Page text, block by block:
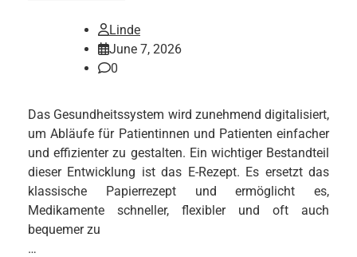
Linde
June 7, 2026
0
Das Gesundheitssystem wird zunehmend digitalisiert,
um Abläufe für Patientinnen und Patienten einfacher
und effizienter zu gestalten. Ein wichtiger Bestandteil
dieser Entwicklung ist das E-Rezept. Es ersetzt das
klassische Papierrezept und ermöglicht es,
Medikamente schneller, flexibler und oft auch
bequemer zu
…